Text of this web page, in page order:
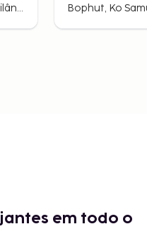
Centro de Chaweng, Ko Samui, Tailândia Bophut, Ko
em todo o